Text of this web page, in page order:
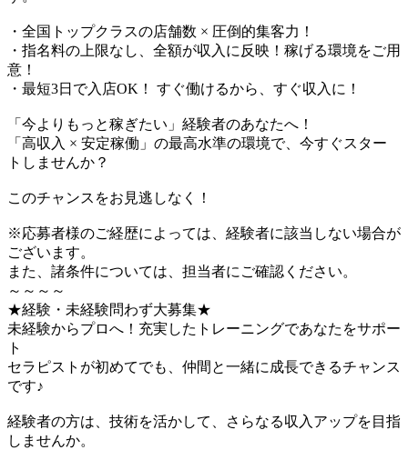
・全国トップクラスの店舗数 × 圧倒的集客力！
・指名料の上限なし、全額が収入に反映！稼げる環境をご用
意！
・最短3日で入店OK！ すぐ働けるから、すぐ収入に！
「今よりもっと稼ぎたい」経験者のあなたへ！
「高収入 × 安定稼働」の最高水準の環境で、今すぐスター
トしませんか？
このチャンスをお見逃しなく！
※応募者様のご経歴によっては、経験者に該当しない場合が
ございます。
また、諸条件については、担当者にご確認ください。
～～～～
★経験・未経験問わず大募集★
未経験からプロへ！充実したトレーニングであなたをサポー
ト
セラピストが初めてでも、仲間と一緒に成長できるチャンス
です♪
経験者の方は、技術を活かして、さらなる収入アップを目指
しませんか。